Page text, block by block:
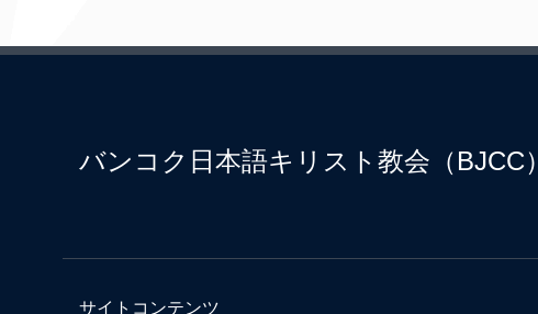
バンコク日本語キリスト教会（BJCC）
サイトコンテンツ